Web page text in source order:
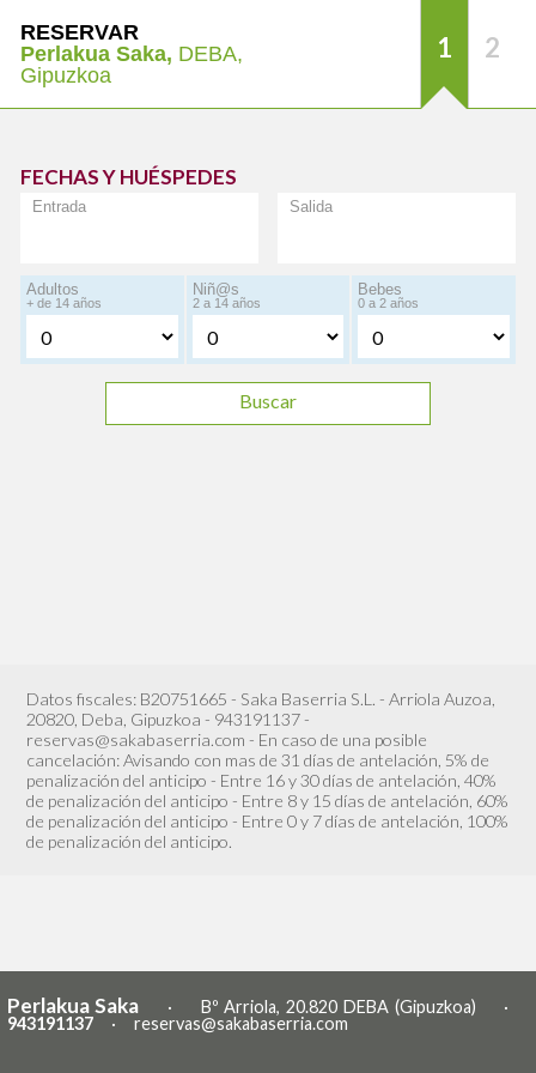
RESERVAR
Perlakua Saka, DEBA,
Gipuzkoa
1 2
FECHAS Y HUÉSPEDES
Entrada Salida
Adultos
+ de 14 años
Niñ@s
2 a 14 años
Bebes
0 a 2 años
Buscar
Datos fiscales: B20751665 - Saka Baserria S.L. - Arriola Auzoa,
20820, Deba, Gipuzkoa - 943191137 -
reservas@sakabaserria.com - En caso de una posible
cancelación: Avisando con mas de 31 días de antelación, 5% de
penalización del anticipo - Entre 16 y 30 días de antelación, 40%
de penalización del anticipo - Entre 8 y 15 días de antelación, 60%
de penalización del anticipo - Entre 0 y 7 días de antelación, 100%
de penalización del anticipo.
Perlakua Saka · Bº Arriola, 20.820 DEBA (Gipuzkoa) ·
943191137· reservas@sakabaserria.com